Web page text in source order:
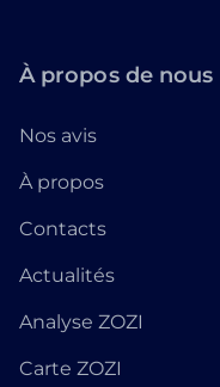
À propos de nous
Nos avis
À propos
Contacts
Actualités
Analyse ZOZI
Carte ZOZI